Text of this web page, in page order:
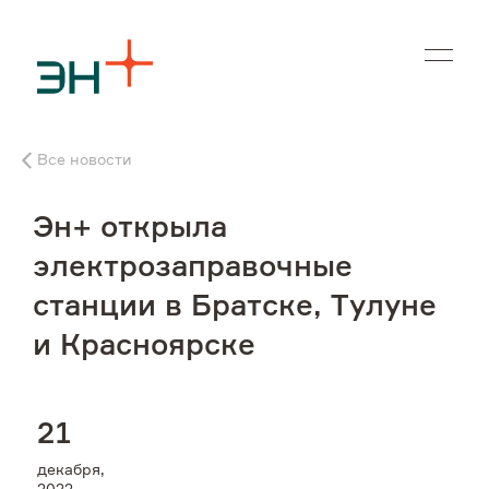
О нас
Чем мы занимаемся
Инвесторам
Все новости
Эн+ открыла
электрозаправочные
станции в Братске, Тулуне
и Красноярске
21
декабря,